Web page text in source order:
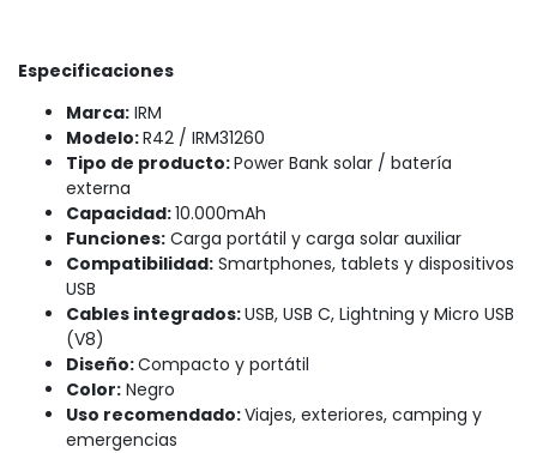
Especificaciones
Marca: IRM
Modelo:R42 / IRM31260
Tipo de producto:Power Bank solar / batería
externa
Capacidad:10.000mAh
Funciones: Carga portátil y carga solar auxiliar
Compatibilidad: Smartphones, tablets y dispositivos
USB
Cables integrados:USB, USB C, Lightning y Micro USB
(V8)
Diseño:Compacto y portátil
Color: Negro
Uso recomendado:Viajes, exteriores, camping y
emergencias